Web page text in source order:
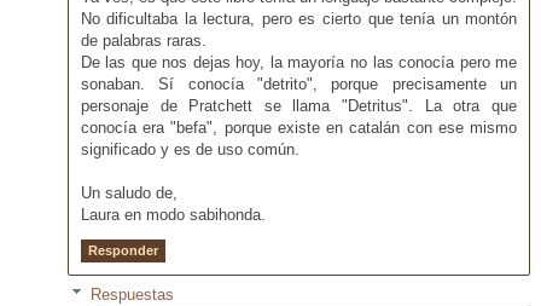
No dificultaba la lectura, pero es cierto que tenía un montón
de palabras raras.
De las que nos dejas hoy, la mayoría no las conocía pero me
sonaban. Sí conocía "detrito", porque precisamente un
personaje de Pratchett se llama "Detritus". La otra que
conocía era "befa", porque existe en catalán con ese mismo
significado y es de uso común.
Un saludo de,
Laura en modo sabihonda.
Responder
Respuestas